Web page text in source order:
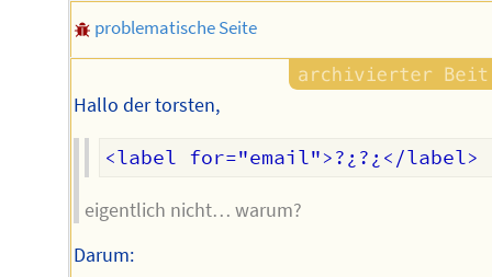
problematische Seite
Hallo der torsten,
eigentlich nicht… warum?
Darum: